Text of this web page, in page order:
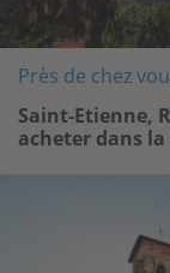
Près de chez
Saint-Etienne,
acheter dans la
Image